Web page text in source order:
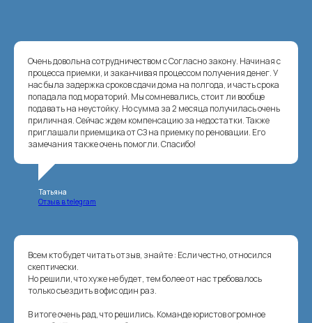
Очень довольна сотрудничеством с Согласно закону. Начиная с
процесса приемки, и заканчивая процессом получения денег. У
нас была задержка сроков сдачи дома на полгода, и часть срока
попадала под мораторий. Мы сомневались, стоит ли вообще
подавать на неустойку. Но сумма за 2 месяца получилась очень
приличная. Сейчас ждем компенсацию за недостатки. Также
приглашали приемщика от СЗ на приемку по реновации. Его
замечания также очень помогли. Спасибо!
Татьяна
Отзыв в telegram
Всем кто будет читать отзыв, знайте : Если честно, относился
скептически.
Но решили, что хуже не будет, тем более от нас требовалось
только съездить в офис один раз.
В итоге очень рад, что решились. Команде юристов огромное